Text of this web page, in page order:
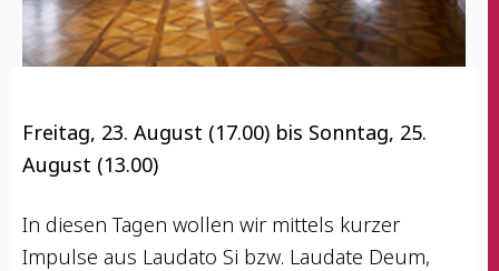
Frei­tag, 23. August (17.00) bis Sonn­tag, 25.
August (13.00)
In die­sen Tagen wol­len wir mit­tels kur­zer
Impul­se aus Lau­da­to Si bzw. Lau­da­te Deum,